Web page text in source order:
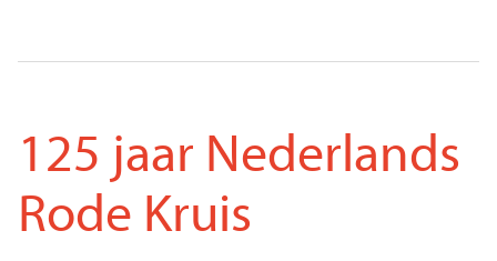
125 jaar Nederlands
Rode Kruis